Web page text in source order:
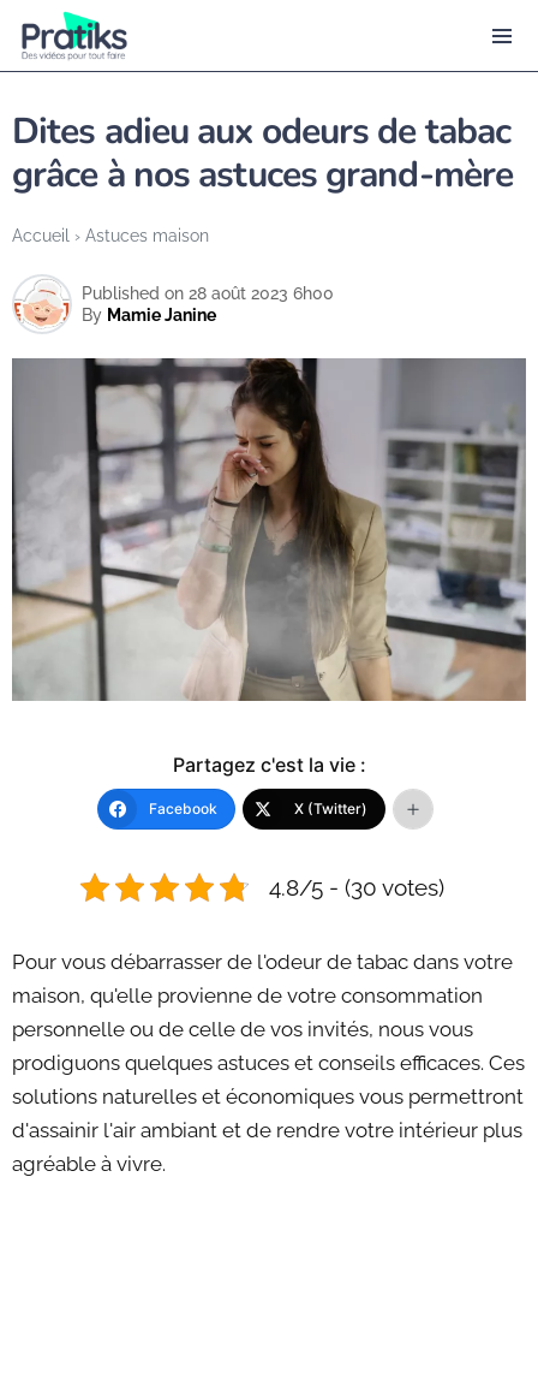
Accueil › Astuces maison
Dites adieu aux odeurs de tabac
grâce à nos astuces grand-mère
By Mamie Janine
Published on 28 août 2023 6h00
Partagez c'est la vie :
Facebook X (Twitter)
4.8/5 - (30 votes)
Pour vous débarrasser de l'odeur de tabac dans votre
maison, qu'elle provienne de votre consommation
personnelle ou de celle de vos invités, nous vous
prodiguons quelques astuces et conseils efficaces. Ces
solutions naturelles et économiques vous permettront
d'assainir l'air ambiant et de rendre votre intérieur plus
agréable à vivre.